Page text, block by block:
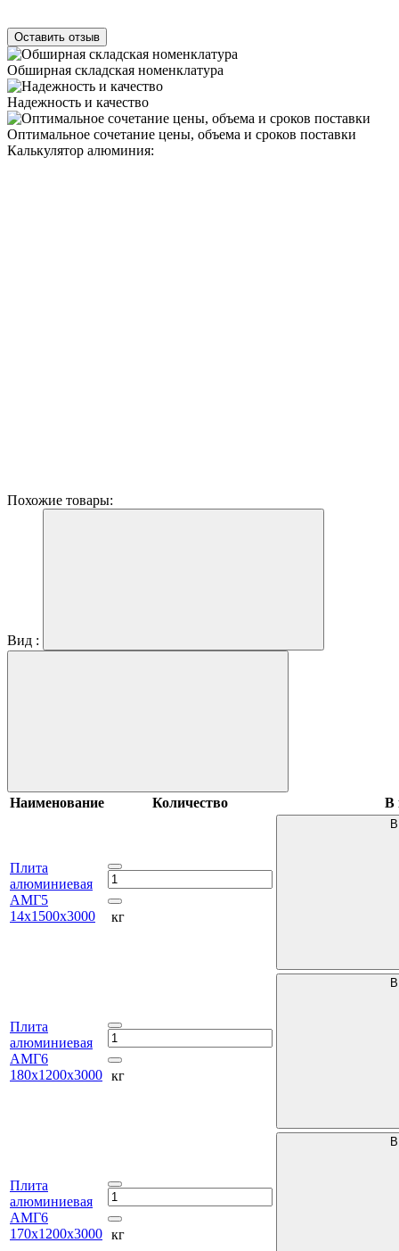
Оставить отзыв
Обширная складская номенклатура
Надежность и качество
Оптимальное сочетание цены, объема и сроков поставки
Калькулятор алюминия:
Похожие товары:
Вид :
Наименование Количество В
Плита
алюминиевая
АМГ5
14х1500х3000
кг
Плита
алюминиевая
АМГ6
180х1200х3000 кг
Плита
алюминиевая
АМГ6
170х1200х3000 кг